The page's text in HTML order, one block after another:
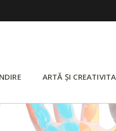
ARTĂ ȘI